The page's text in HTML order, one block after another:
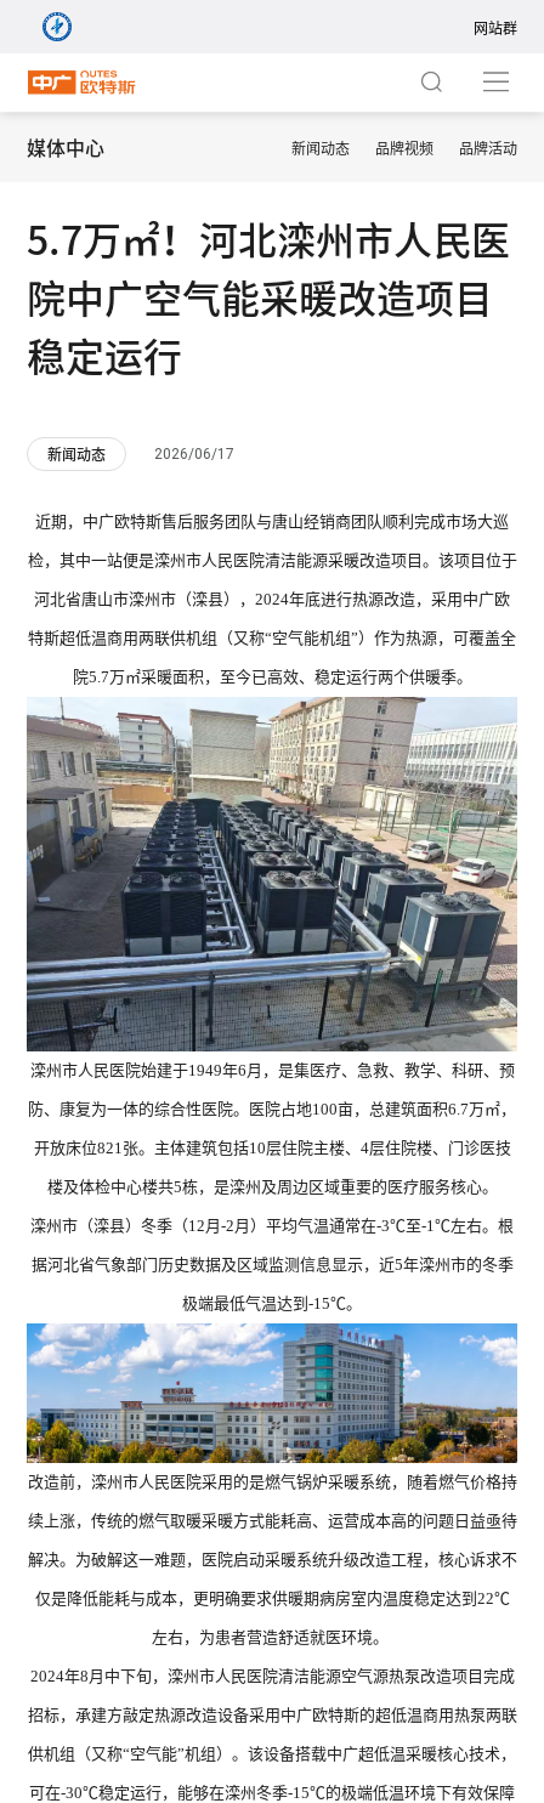
网站群
网站群
净水站
热泵地暖空调一体机
热泵中央空调
热泵家用空调
中广热泵五恒+
热泵热水器
双子星 · Super系
列 ZGR-
16ⅠPADBPG5(含
泵)
暖洋洋系列 ZGR-
16ⅠBDBPG6H
暖洋洋系列 ZGR-
16ⅡBDBPG6H
暖洋
暖洋洋系列 ZGR-
28ⅡBDBPG6H
产品 新闻 视频 问题
搜索结果
媒体中心 新闻动态 品牌视频 品牌活动
5.7万㎡！河北滦州市人民医
院中广空气能采暖改造项目
稳定运行
新闻动态 2026/06/17
近期，中广欧特斯售后服务团队与唐山经销商团队顺利完成市场大巡
检，其中一站便是滦州市人民医院清洁能源采暖改造项目。该项目位于
河北省唐山市滦州市（滦县），2024年底进行热源改造，采用中广欧
特斯超低温商用两联供机组（又称“空气能机组”）作为热源，可覆盖全
院5.7万㎡采暖面积，至今已高效、稳定运行两个供暖季。
滦州市人民医院始建于1949年6月，是集医疗、急救、教学、科研、预
防、康复为一体的综合性医院。医院占地100亩，总建筑面积6.7万㎡，
开放床位821张。主体建筑包括10层住院主楼、4层住院楼、门诊医技
楼及体检中心楼共5栋，是滦州及周边区域重要的医疗服务核心。
滦州市（滦县）冬季（12月-2月）平均气温通常在-3℃至-1℃左右。根
据河北省气象部门历史数据及区域监测信息显示，近5年滦州市的冬季
极端最低气温达到-15℃。
改造前，滦州市人民医院采用的是燃气锅炉采暖系统，随着燃气价格持
续上涨，传统的燃气取暖采暖方式能耗高、运营成本高的问题日益亟待
解决。为破解这一难题，医院启动采暖系统升级改造工程，核心诉求不
仅是降低能耗与成本，更明确要求供暖期病房室内温度稳定达到22℃
左右，为患者营造舒适就医环境。
2024年8月中下旬，滦州市人民医院清洁能源空气源热泵改造项目完成
招标，承建方敲定热源改造设备采用中广欧特斯的超低温商用热泵两联
供机组（又称“空气能”机组）。该设备搭载中广超低温采暖核心技术，
可在-30℃稳定运行，能够在滦州冬季-15℃的极端低温环境下有效保障